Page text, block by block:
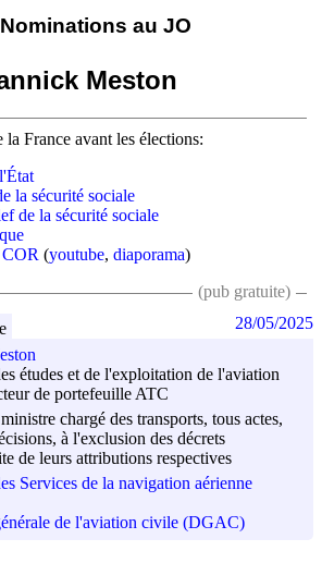
Nominations au JO
Meston
la France avant les élections:
la sécurité sociale
de la sécurité sociale
(youtube, diaporama)
(pub gratuite)
études et de l'exploitation de l'aviation
de portefeuille ATC
chargé des transports, tous actes,
à l'exclusion des décrets
de leurs attributions respectives
Services de la navigation aérienne
de l'aviation civile (DGAC)
28/05/2025